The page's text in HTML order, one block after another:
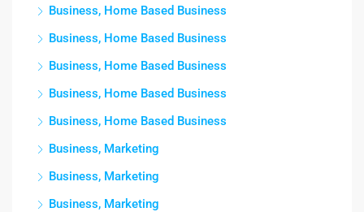
Business, Home Based Business
Business, Home Based Business
Business, Home Based Business
Business, Home Based Business
Business, Home Based Business
Business, Marketing
Business, Marketing
Business, Marketing